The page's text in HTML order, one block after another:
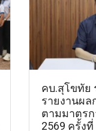
คบ.สุโขทัย
รายงานผล
ตามมาตร
2569 ครั้ง